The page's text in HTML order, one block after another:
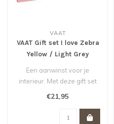
VAAT
VAAT Gift set I love Zebra
Yellow / Light Grey
Een aanwinst voor je
interieur. Met deze gift set
maak je iedereen blij. De
€21,95